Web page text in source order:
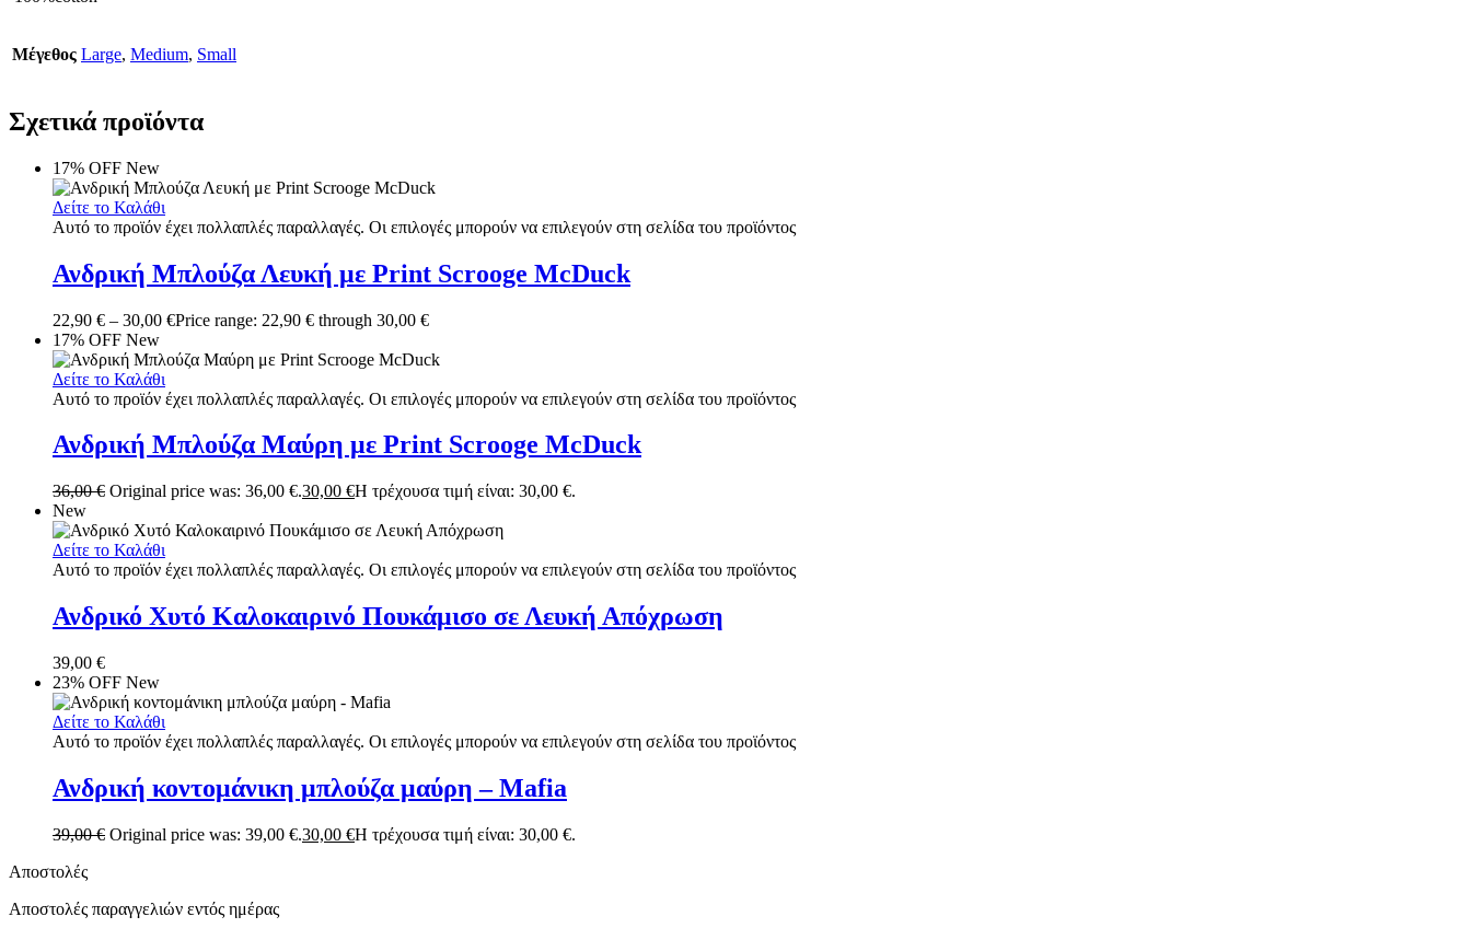
Μέγεθος Large, Medium, Small
Σχετικά προϊόντα
17% OFF New
Δείτε το Καλάθι
Αυτό το προϊόν έχει πολλαπλές παραλλαγές. Οι επιλογές μπορούν να επιλεγούν στη σελίδα του προϊόντος
Ανδρική Μπλούζα Λευκή με Print Scrooge McDuck
22,90 € – 30,00 €Price range: 22,90 € through 30,00 €
17% OFF New
Δείτε το Καλάθι
Αυτό το προϊόν έχει πολλαπλές παραλλαγές. Οι επιλογές μπορούν να επιλεγούν στη σελίδα του προϊόντος
Ανδρική Μπλούζα Μαύρη με Print Scrooge McDuck
36,00€ Original price was: 36,00 €.30,00 €Η τρέχουσα τιμή είναι: 30,00 €.
New
Δείτε το Καλάθι
Αυτό το προϊόν έχει πολλαπλές παραλλαγές. Οι επιλογές μπορούν να επιλεγούν στη σελίδα του προϊόντος
Ανδρικό Χυτό Καλοκαιρινό Πουκάμισο σε Λευκή Απόχρωση
39,00 €
23% OFF New
Δείτε το Καλάθι
Αυτό το προϊόν έχει πολλαπλές παραλλαγές. Οι επιλογές μπορούν να επιλεγούν στη σελίδα του προϊόντος
Ανδρική κοντομάνικη μπλούζα μαύρη – Mafia
39,00€ Original price was: 39,00 €.30,00 €Η τρέχουσα τιμή είναι: 30,00 €.
Αποστολές
Αποστολές παραγγελιών εντός ημέρας